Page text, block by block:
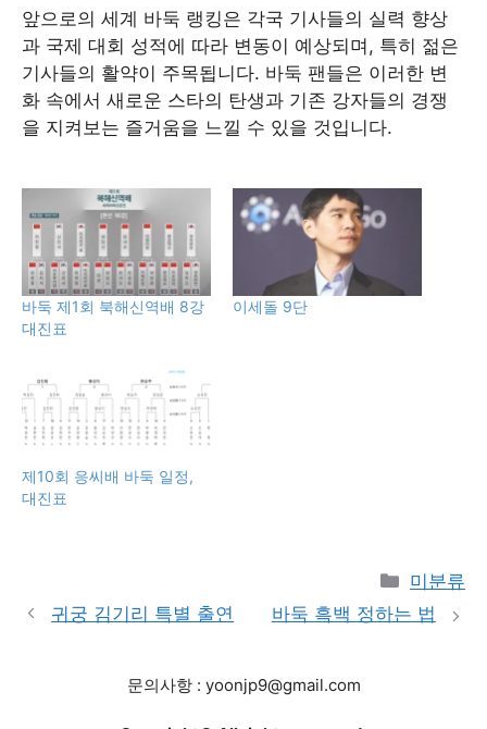
앞으로의 세계 바둑 랭킹은 각국 기사들의 실력 향상
과 국제 대회 성적에 따라 변동이 예상되며, 특히 젊은
기사들의 활약이 주목됩니다. 바둑 팬들은 이러한 변
화 속에서 새로운 스타의 탄생과 기존 강자들의 경쟁
을 지켜보는 즐거움을 느낄 수 있을 것입니다.
바둑 제1회 북해신역배 8강
대진표
이세돌 9단
제10회 응씨배 바둑 일정,
대진표
미분류
귀궁 김기리 특별 출연
바둑 흑백 정하는 법
문의사항 : yoonjp9@gmail.com